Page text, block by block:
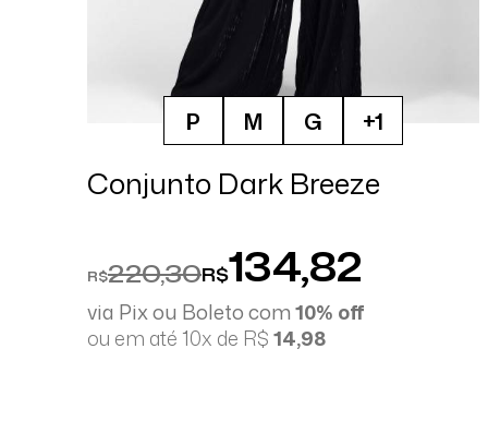
P M G +1
Conjunto Dark Breeze
R$220,30R$134,82
via Pix ou Boleto com10% off
ou em até 10x de R$14,98